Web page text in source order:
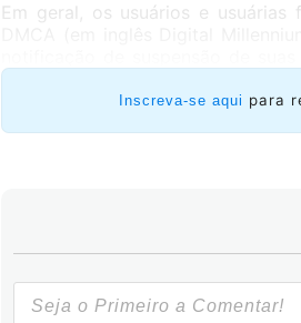
Em geral, os usuários e
(seja do áudio ou do vídeo) de
Inscreva-se aqui para